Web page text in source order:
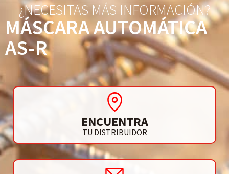
¿NECESITAS MÁS INFORMACIÓN?
MÁSCARA AUTOMÁTICA
AS-R
ENCUENTRA
TU DISTRIBUIDOR